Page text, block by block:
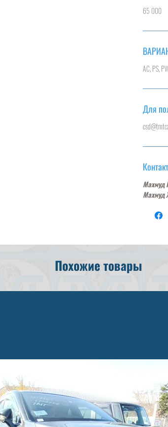
65 000
AC, PS,
Для
Махмуд
Махмуд
Похожие товары